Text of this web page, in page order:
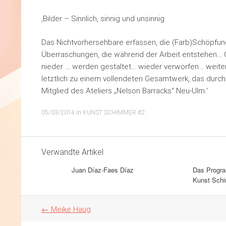
‚Bilder – Sinnlich, sinnig und unsinnig
Das Nichtvorhersehbare erfassen, die
Überraschungen, die während der Arbeit
nieder … werden gestaltet… wieder verworfen…
letztlich zu einem vollendeten Gesamtwerk, das
Mitglied des Ateliers „Nelson Barracks“ Neu-Ulm.‘
05/03/2014 in KUNST SCHIMMER #2
Verwandte Artikel
Juan Díaz-Faes Díaz
Das
Kunst
Artikel
← Meike Haug